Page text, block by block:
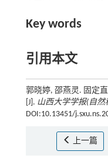
Key words
引用本文
郭晓婷, 邵燕灵. 固定
[J]. 山西大学学报(自然
DOI:10.13451/
上一篇